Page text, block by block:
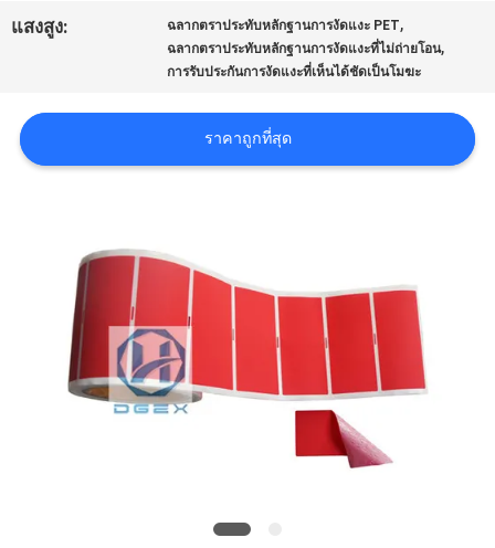
เสนอ
แผนผัง
นโยบาย
ความ
แสงสูง: ฉลากตราประทับหลักฐานการงัดแงะ PET,
ฉลากตราประทับหลักฐานการงัดแงะที่ไม่ถ่ายโอน,
การรับประกันการงัดแงะที่เห็นได้ชัดเป็นโมฆะ
ราคาถูกที่สุด